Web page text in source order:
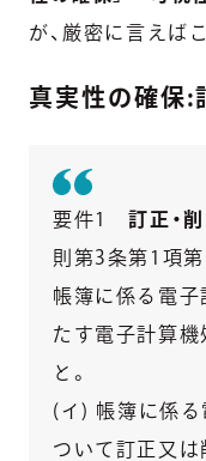
が、厳密に言えば
真実性の確保:
要件1訂正・
則第3条第1項
帳簿に係る電子
たす電子計算機
と。
(イ) 帳簿に係
ついて訂正又は